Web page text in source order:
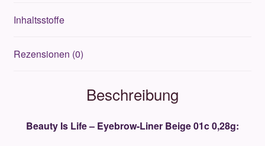
Inhaltsstoffe
Rezensionen (0)
Beschreibung
Beauty Is Life – Eyebrow-Liner Beige 01c 0,28g: